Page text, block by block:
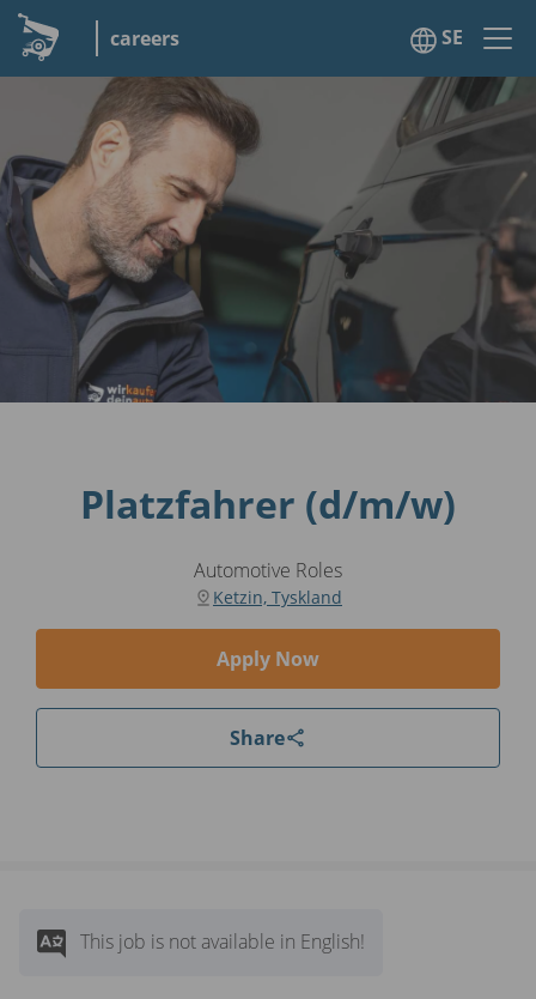
careers SE
Platzfahrer (d/m/w)
Automotive Roles
Ketzin, Tyskland
Apply Now
Share
This job is not available in English!